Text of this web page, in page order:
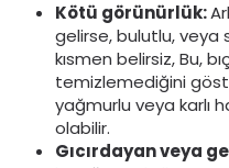
Kötü görünürlük:
gelirse, bulutlu, veya
kısmen belirsiz, Bu,
temizlemediğini
yağmurlu veya karlı
olabilir.
Gıcırdayan veya